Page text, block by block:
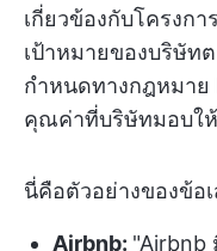
เกี่ยวข้องกับโครงก
เป้าหมายของบริษัท
กำหนดทางกฎหมา
คุณค่าที่บริษัทมอบใ
นี่คือตัวอย่างของข้อ
Airbnb: "Airbnb